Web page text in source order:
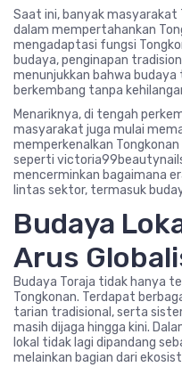
Saat ini, banyak masyarakat
dalam mempertahankan
mengadaptasi fungsi
budaya, penginapan
menunjukkan bahwa
berkembang tanpa
Menariknya, di tengah
masyarakat juga mulai
memperkenalkan
seperti
mencerminkan bagaimana
lintas sektor, termasuk
Budaya
Arus
Budaya Toraja tidak hanya
Tongkonan. Terdapat
tarian tradisional, serta
masih dijaga hingga kini.
lokal tidak lagi dipandang
melainkan bagian dari